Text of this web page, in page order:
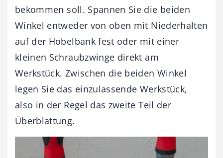
bekommen soll. Spannen Sie die beiden
Winkel entweder von oben mit Niederhalten
auf der Hobelbank fest oder mit einer
kleinen Schraubzwinge direkt am
Werkstück. Zwischen die beiden Winkel
legen Sie das einzulassende Werkstück,
also in der Regel das zweite Teil der
Überblattung.